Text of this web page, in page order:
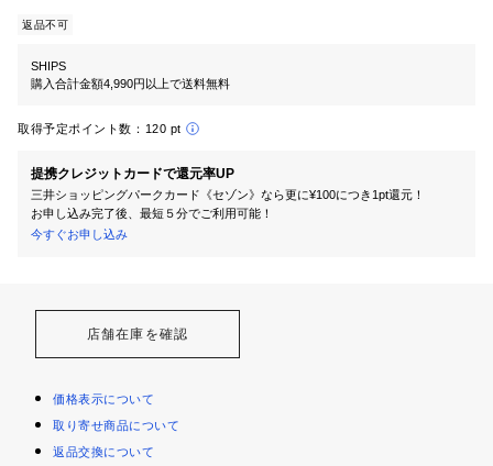
返品不可
SHIPS
購入合計金額4,990円以上で送料無料
取得予定ポイント数： 120 pt
提携クレジットカードで還元率UP
三井ショッピングパークカード《セゾン》なら更に¥100につき1pt還元！
お申し込み完了後、最短５分でご利用可能！
今すぐお申し込み
店舗在庫を確認
価格表示について
取り寄せ商品について
返品交換について